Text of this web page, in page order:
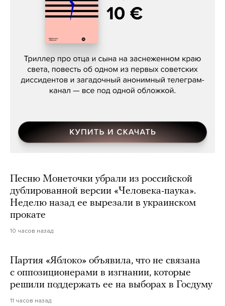
Даниил Туровский, «Разрыв»
Песню Монеточки убрали из российской
дублированной версии «Человека-паука».
Неделю назад ее вырезали в украинском
прокате
10 часов назад
Партия «Яблоко» объявила, что не связана
с оппозиционерами в изгнании, которые
решили поддержать ее на выборах в Госдуму
11 часов назад